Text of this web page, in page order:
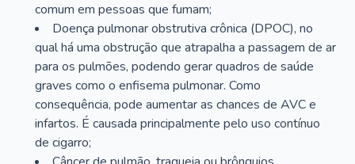
comum em pessoas que fumam;
Doença pulmonar obstrutiva crônica (DPOC), no
qual há uma obstrução que atrapalha a passagem de ar
para os pulmões, podendo gerar quadros de saúde
graves como o enfisema pulmonar. Como
consequência, pode aumentar as chances de AVC e
infartos. É causada principalmente pelo uso contínuo
de cigarro;